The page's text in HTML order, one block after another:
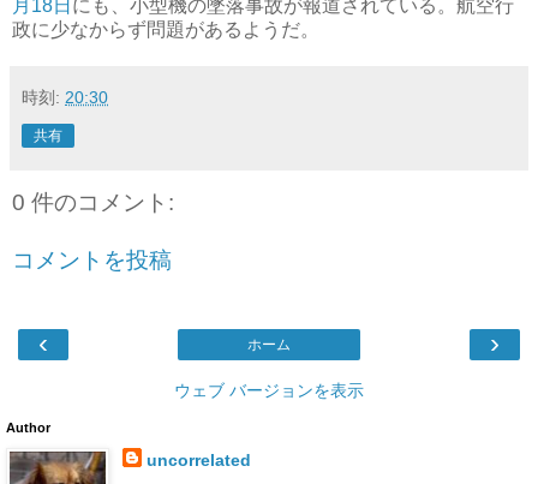
月18日 にも、小型機の墜落事故が報道されている。航空行
政に少なからず問題があるようだ。
時刻: 20:30
共有
0 件のコメント:
コメントを投稿
‹ ›
ホーム
ウェブ バージョンを表示
Author
uncorrelated